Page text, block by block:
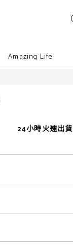
Amazing Life
24小時火速出貨